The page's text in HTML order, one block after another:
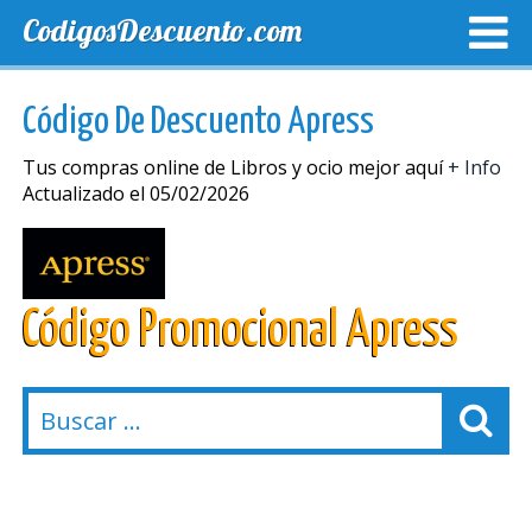
CodigosDescuento.com
Código De Descuento Apress
Tus compras online de Libros y ocio mejor aquí+ Info
Actualizado el 05/02/2026
Código Promocional Apress